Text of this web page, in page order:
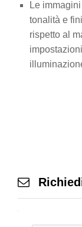
Le
tonalità e
rispetto al